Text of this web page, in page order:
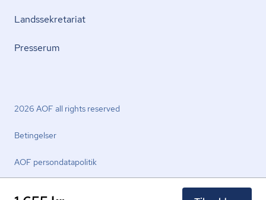
Lands­se­kre­ta­ri­at
Presserum
2026 AOF all rights reserved
Betingelser
AOF per­son­da­ta­po­li­tik